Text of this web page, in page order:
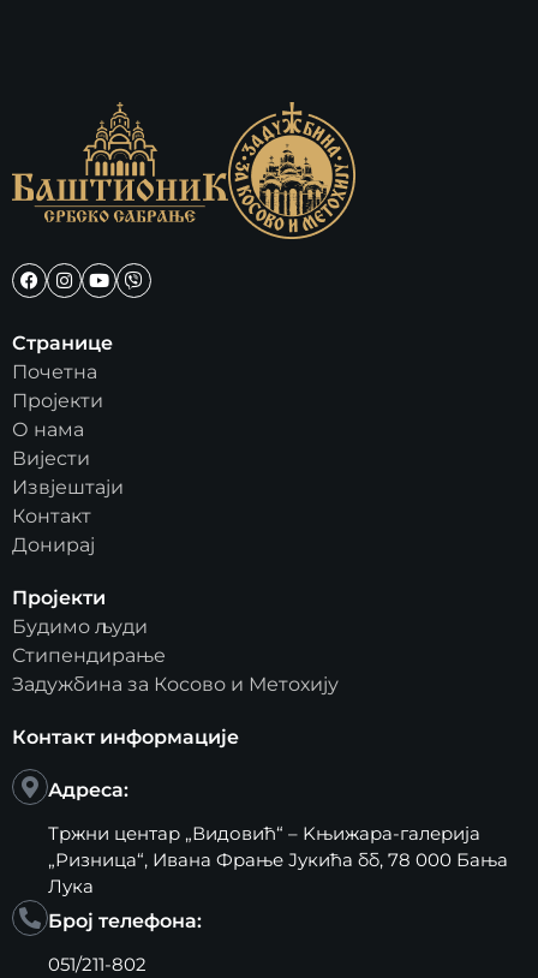
Странице
Почетна
Пројекти
О нама
Вијести
Извјештаји
Контакт
Донирај
Пројекти
Будимо људи
Стипендирање
Задужбина за Косово и Метохију
Контакт информације
Адреса:
Тржни центар „Видовић“ – Kњижара-галерија
„Ризница“, Ивана Фрање Јукића бб, 78 000 Бања
Лука
Број телефона:
051/211-802